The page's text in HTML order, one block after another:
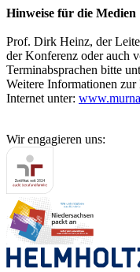
Hinweise für die Medien
Prof. Dirk Heinz, der
der Konferenz oder auch
Terminabsprachen bitte
Weitere Informationen
Internet unter:
Wir engagieren uns: